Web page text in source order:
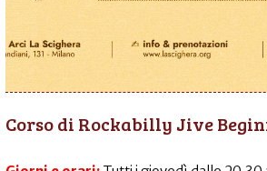
Corso di Rockabilly Jive